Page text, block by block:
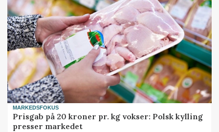
MARKEDSFOKUS
Prisgab på 20 kroner pr. kg vokser: Polsk kylling
presser markedet